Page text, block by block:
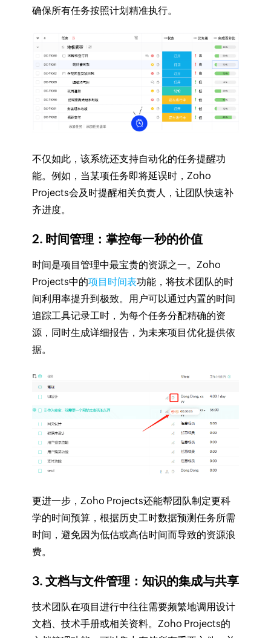
确保所有任务按照计划精准执行。
不仅如此，该系统还支持自动化的任务提醒功
能。例如，当某项任务即将延误时，Zoho
Projects会及时提醒相关负责人，让团队快速补
齐进度。
2. 时间管理：掌控每一秒的价值
时间是项目管理中最宝贵的资源之一。Zoho
Projects中的项目时间表功能，将技术团队的时
间利用率提升到极致。用户可以通过内置的时间
追踪工具记录工时，为每个任务分配精确的资
源，同时生成详细报告，为未来项目优化提供依
据。
更进一步，Zoho Projects还能帮团队制定更科
学的时间预算，根据历史工时数据预测任务所需
时间，避免因为低估或高估时间而导致的资源浪
费。
3. 文档与文件管理：知识的集成与共享
技术团队在项目进行中往往需要频繁地调用设计
文档、技术手册或相关资料。Zoho Projects的